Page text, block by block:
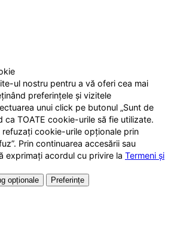
ul nostru pentru a vă oferi cea mai
preferințele și vizitele
unui click pe butonul „Sunt de
ca TOATE cookie-urile să fie utilizate.
refuzați cookie-urile opționale prin
Prin continuarea accesării sau
exprimați acordul cu privire la Termeni și
opționale
Preferințe